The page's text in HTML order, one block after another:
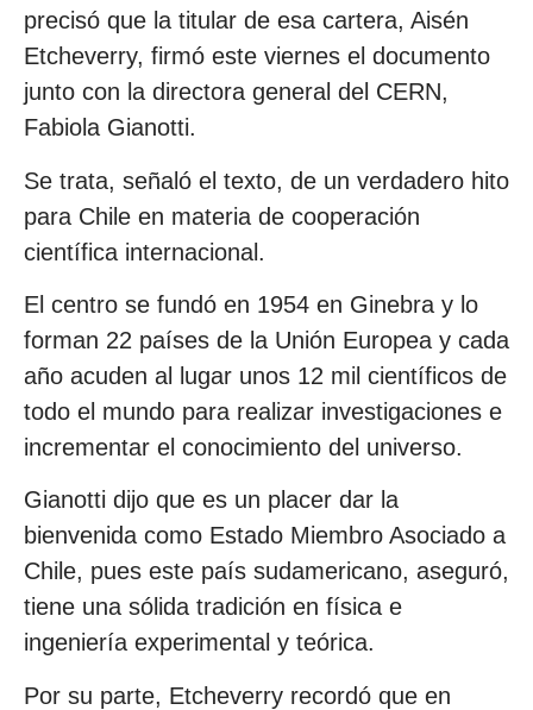
precisó que la titular de esa cartera, Aisén
Etcheverry, firmó este viernes el documento
junto con la directora general del CERN,
Fabiola Gianotti.
Se trata, señaló el texto, de un verdadero hito
para Chile en materia de cooperación
científica internacional.
El centro se fundó en 1954 en Ginebra y lo
forman 22 países de la Unión Europea y cada
año acuden al lugar unos 12 mil científicos de
todo el mundo para realizar investigaciones e
incrementar el conocimiento del universo.
Gianotti dijo que es un placer dar la
bienvenida como Estado Miembro Asociado a
Chile, pues este país sudamericano, aseguró,
tiene una sólida tradición en física e
ingeniería experimental y teórica.
Por su parte, Etcheverry recordó que en